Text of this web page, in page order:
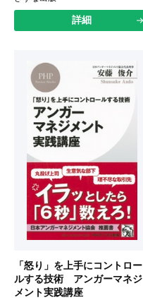
詳細
「怒り」を上手にコントロー
ルする技術 アンガーマネジ
メント実践講座